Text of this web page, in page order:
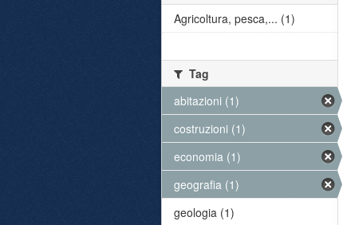
Agricoltura, pesca,... (1)
Tag
abitazioni (1)
costruzioni (1)
economia (1)
geografia (1)
geologia (1)